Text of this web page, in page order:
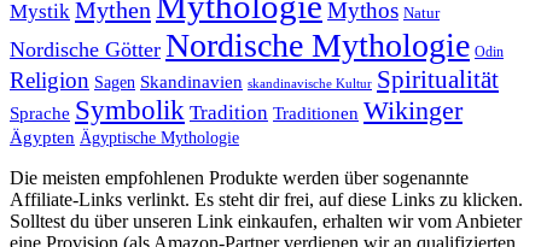
Mystik Mythen Mythos Natur
Nordische Götter Nordische Mythologie Odin
Religion Sagen Skandinavien skandinavische Kultur Spiritualität
Sprache Symbolik Tradition Traditionen Wikinger
Ägypten Ägyptische Mythologie
Die meisten empfohlenen Produkte werden über sogenannte
Affiliate-Links verlinkt. Es steht dir frei, auf diese Links zu klicken.
Solltest du über unseren Link einkaufen, erhalten wir vom Anbieter
eine Provision (als Amazon-Partner verdienen wir an qualifizierten